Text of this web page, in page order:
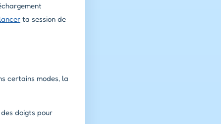
ta session de
certains modes, la
doigts pour